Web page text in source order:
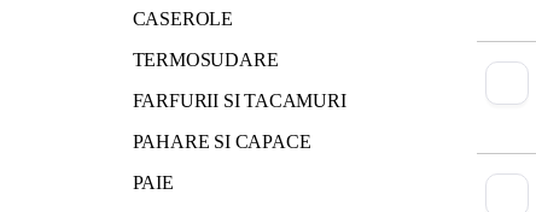
CASEROLE
TERMOSUDARE
FARFURII SI TACAMURI
PAHARE SI CAPACE
PAIE